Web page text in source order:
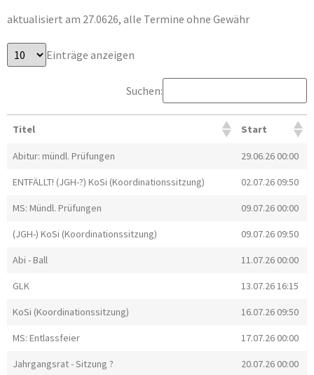
aktualisiert am 27.0626, alle Termine ohne Gewähr
Einträge anzeigen
Suchen:
Titel Start
Abitur: mündl. Prüfungen 29.06.26 00:00
ENTFÄLLT! (JGH-?) KoSi (Koordinationssitzung) 02.07.26 09:50
MS: Mündl. Prüfungen 09.07.26 00:00
(JGH-) KoSi (Koordinationssitzung) 09.07.26 09:50
Abi - Ball 11.07.26 00:00
GLK 13.07.26 16:15
KoSi (Koordinationssitzung) 16.07.26 09:50
MS: Entlassfeier 17.07.26 00:00
Jahrgangsrat - Sitzung ? 20.07.26 00:00